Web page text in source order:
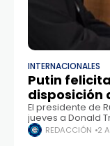
INTERNACIONALES
Putin
disposición
El presidente de
jueves a Donald
presidenciales de
para felicitarlo
REDACCIÓN 2